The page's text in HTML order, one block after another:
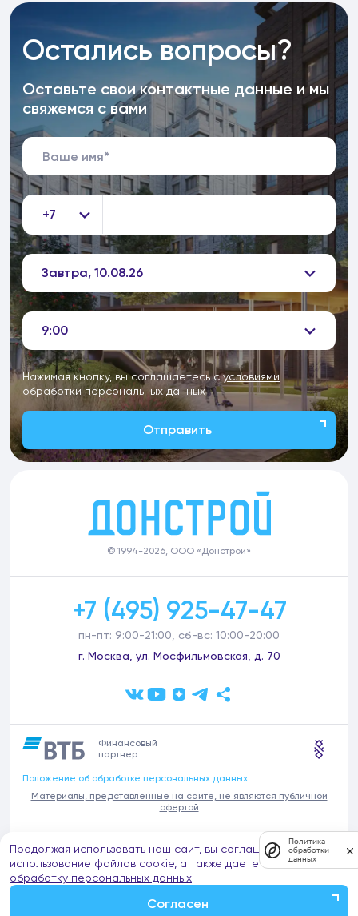
Остались вопросы?
Оставьте свои контактные данные и мы
свяжемся с вами
+7
Завтра, 10.08.26
9:00
Нажимая кнопку, вы соглашаетесь сусловиями
обработки персональных данных
Отправить
© 1994-2026, ООО «Донстрой»
+7 (495) 925-47-47
пн-пт: 9:00-21:00, сб-вс: 10:00-20:00
г. Москва, ул. Мосфильмовская, д. 70
Финансовый
партнер
Положение об обработке персональных данных
Материалы, представленные на сайте, не являются публичной
офертой
В связи с участившимися случаями предложений частных услуг от
имени компании Донстрой (проведения ремонтов, продажи
отделочных материалов и т.п.), обращаем внимание на то, что
компания Донстрой не оказывает таких услуг, не имеет
представительств такого профиля и не обращается к частным
Продолжая использовать наш сайт, вы соглашаетесь на
использование файлов cookie, а также даете согласие на
обработку персональных данных.
Согласен
Политика
обработки
данных